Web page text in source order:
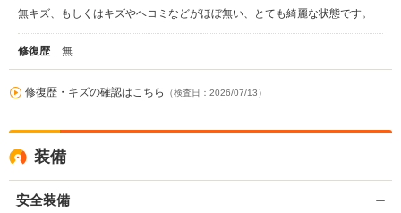
無キズ、もしくはキズやヘコミなどがほぼ無い、とても綺麗な状態です。
修復歴 無
修復歴・キズの確認はこちら （検査日：2026/07/13）
装備
安全装備